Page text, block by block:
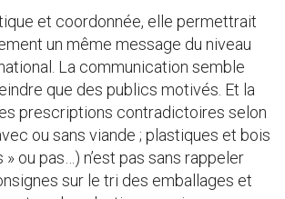
et coordonnée, elle permettrait
un même message du niveau
La communication semble
que des publics motivés. Et la
prescriptions contradictoires selon
ou sans viande ; plastiques et bois
ou pas…) n’est pas sans rappeler
sur le tri des emballages et